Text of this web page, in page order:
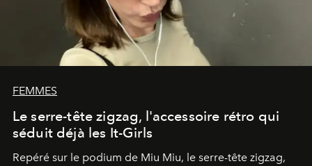
FEMMES
Le serre-tête zigzag, l'accessoire rétro qui
séduit déjà les It-Girls
Repéré sur le podium de Miu Miu, le serre-tête zigzag,